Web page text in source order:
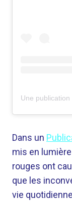
Dans un
mis en
rouges ont
que les
vie